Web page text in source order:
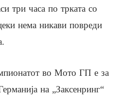
три часа по трката со
нема никави повреди
во Мото ГП е за
на „Заксенринг“